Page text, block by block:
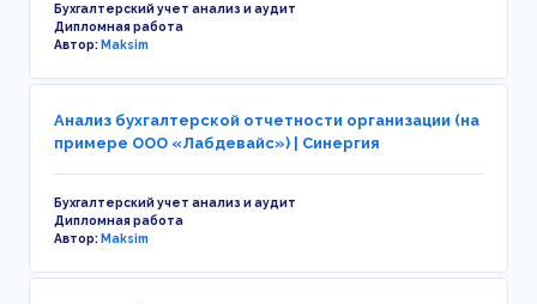
Бухгалтерский учет анализ и аудит
Дипломная работа
Автор:Maksim
Анализ бухгалтерской отчетности организации (на
примере ООО «Лабдевайс») | Синергия
Бухгалтерский учет анализ и аудит
Дипломная работа
Автор:Maksim